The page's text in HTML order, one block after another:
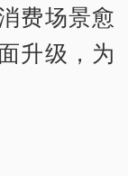
费场景愈
升级，为